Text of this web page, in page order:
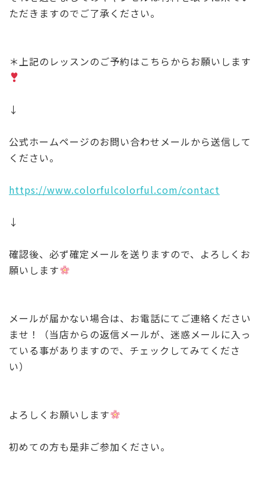
ただきますのでご了承ください。
＊上記のレッスンのご予約はこちらからお願いします
↓
公式ホームページのお問い合わせメールから送信して
ください。
https://www.colorfulcolorful.com/contact
↓
確認後、必ず確定メールを送りますので、よろしくお
願いします
メールが届かない場合は、お電話にてご連絡ください
ませ！（当店からの返信メールが、迷惑メールに入っ
ている事がありますので、チェックしてみてくださ
い）
よろしくお願いします
初めての方も是非ご参加ください。